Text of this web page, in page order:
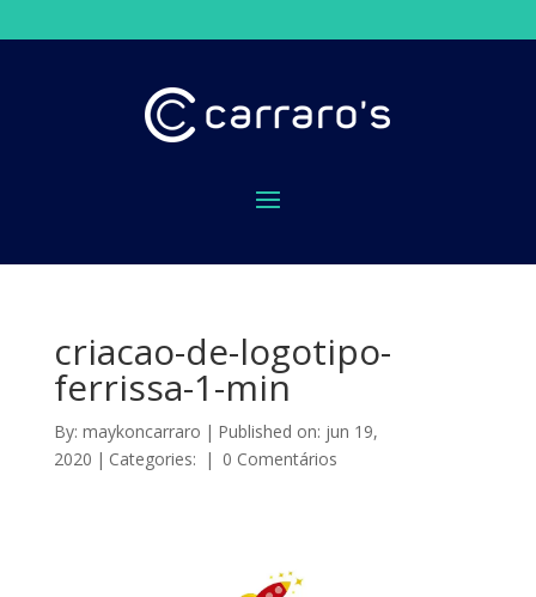
criacao-de-logotipo-
ferrissa-1-min
By: maykoncarraro | Published on: jun 19,
2020 | Categories: | 0 Comentários